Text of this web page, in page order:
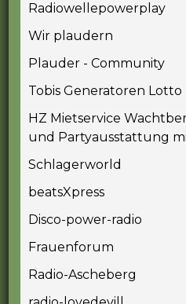
Radiowellepowerplay
Wir plaudern
Plauder - Community
Tobis Generatoren
HZ Mietservice
und Partyausstattung
Schlagerworld
beatsXpress
Disco-power-radio
Frauenforum
Radio-Ascheberg